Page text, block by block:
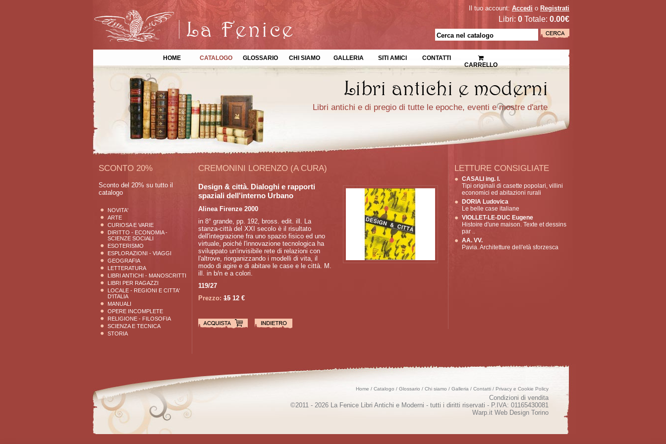
Il tuo account: Accedi o Registrati
Libri: 0 Totale: 0.00€
HOME CATALOGO GLOSSARIO CHI SIAMO GALLERIA SITI AMICI
CONTATTI
CARRELLO
Libri antichi e di pregio di tutte le epoche, eventi e mostre d'arte
SCONTO 20%
Sconto del 20% su tutto il
catalogo
NOVITA'
ARTE
CURIOSA E VARIE
DIRITTO - ECONOMIA -
SCIENZE SOCIALI
ESOTERISMO
ESPLORAZIONI - VIAGGI
GEOGRAFIA
LETTERATURA
LIBRI ANTICHI - MANOSCRITTI
LIBRI PER RAGAZZI
LOCALE - REGIONI E CITTA'
D'ITALIA
MANUALI
OPERE INCOMPLETE
RELIGIONE - FILOSOFIA
SCIENZA E TECNICA
STORIA
CREMONINI LORENZO (A CURA)
Design & città. Dialoghi e rapporti
spaziali dell'interno Urbano
Alinea Firenze 2000
in 8° grande, pp. 192, bross. edit. ill. La
stanza-città del XXI secolo è il risultato
dell'integrazione fra uno spazio fisico ed uno
virtuale, poiché l'innovazione tecnologica ha
sviluppato un'invisibile rete di relazioni con
l'altrove, riorganizzando i modelli di vita, il
modo di agire e di abitare le case e le città. M.
ill. in b/n e a colori.
119/27
Prezzo: 15 12 €
LETTURE CONSIGLIATE
CASALI ing. I.
Tipi originali di casette popolari, villini
economici ed abitazioni rurali
DORIA Ludovica
Le belle case italiane
VIOLLET-LE-DUC Eugene
Histoire d'une maison. Texte et dessins
par ..
AA. VV.
Pavia. Architetture dell'età sforzesca
Home / Catalogo / Glossario / Chi siamo / Galleria / Contatti / Privacy e Cookie Policy
Condizioni di vendita
©2011 - 2026 La Fenice Libri Antichi e Moderni - tutti i diritti riservati - P.IVA: 01165430081
Warp.it Web Design Torino